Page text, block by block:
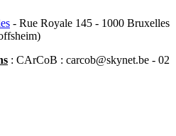
- Rue Royale 145 - 1000 Bruxelles
: CArCoB : carcob@skynet.be - 02